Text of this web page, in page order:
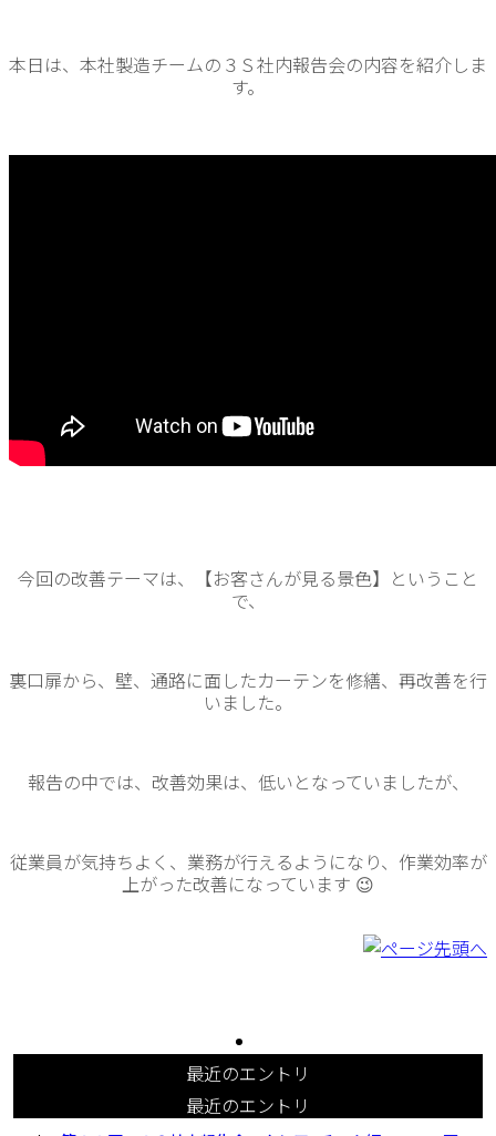
本日は、本社製造チームの３Ｓ社内報告会の内容を紹介しま
す。
今回の改善テーマは、【お客さんが見る景色】ということ
で、
裏口扉から、壁、通路に面したカーテンを修繕、再改善を行
いました。
報告の中では、改善効果は、低いとなっていましたが、
従業員が気持ちよく、業務が行えるようになり、作業効率が
上がった改善になっています 😉
最近のエントリ
最近のエントリ